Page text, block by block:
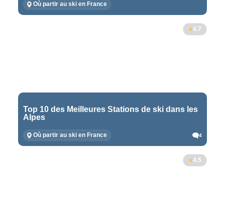
Où partir au ski en France
4.7
Top 10 des Meilleures Stations de ski dans les
Alpes
Où partir au ski en France 4
4.5